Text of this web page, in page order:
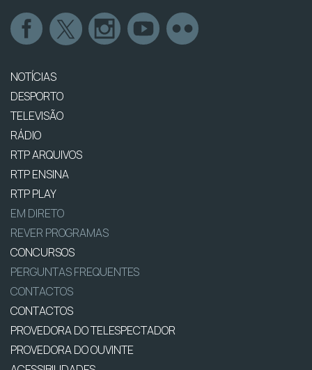
NOTÍCIAS
DESPORTO
TELEVISÃO
RÁDIO
RTP ARQUIVOS
RTP ENSINA
RTP PLAY
EM DIRETO
REVER PROGRAMAS
CONCURSOS
PERGUNTAS FREQUENTES
CONTACTOS
CONTACTOS
PROVEDORA DO TELESPECTADOR
PROVEDORA DO OUVINTE